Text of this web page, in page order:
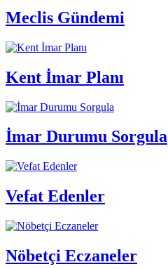
Meclis Gündemi
Kent İmar Planı
İmar Durumu Sorgula
Vefat Edenler
Nöbetçi Eczaneler